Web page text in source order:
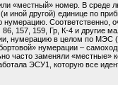
«местный» номер. В среде
иной другой) единице по
Соответственно,
157, 159, Гр, К-4 и другие
нумерацию в целом по МЭС
нумерации –
часто заменяли «местные»
ЭСУ1, которую все